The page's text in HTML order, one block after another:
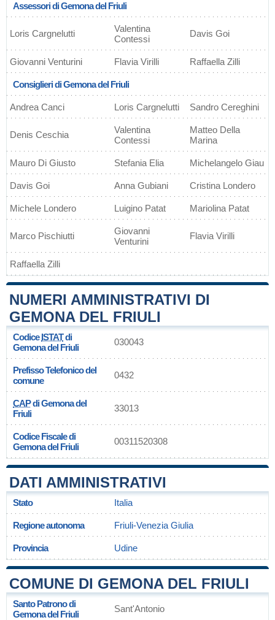
Assessori di Gemona del Friuli
Loris Cargnelutti
Valentina
Contessi
Davis Goi
Giovanni Venturini Flavia Virilli Raffaella Zilli
Consiglieri di Gemona del Friuli
Andrea Canci Loris Cargnelutti Sandro Cereghini
Denis Ceschia
Valentina
Contessi
Matteo Della
Marina
Mauro Di Giusto Stefania Elia Michelangelo Giau
Davis Goi Anna Gubiani Cristina Londero
Michele Londero Luigino Patat Mariolina Patat
Marco Pischiutti
Giovanni
Venturini
Flavia Virilli
Raffaella Zilli
NUMERI AMMINISTRATIVI DI
GEMONA DEL FRIULI
CodiceISTATdi
Gemona del Friuli
030043
Prefisso Telefonico del
comune
0432
CAPdi Gemona del
Friuli
33013
Codice Fiscale di
Gemona del Friuli
00311520308
DATI AMMINISTRATIVI
Stato Italia
Regione autonoma Friuli-Venezia Giulia
Provincia Udine
COMUNE DI GEMONA DEL FRIULI
Santo Patrono di
Gemona del Friuli
Sant'Antonio